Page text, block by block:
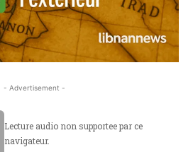
- Advertisement -
Lecture audio non supportee par ce
navigateur.